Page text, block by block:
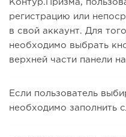
Контур.Призма,
регистрацию или
в свой аккаунт. Для
необходимо выбрать
верхней части панели
Если пользователь
необходимо заполнить